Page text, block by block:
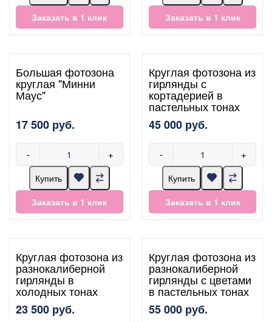
Заказать в 1 клик
Заказать в 1 клик
Большая фотозона
круглая "Минни
Маус"
17 500 руб.
- +
Купить
Заказать в 1 клик
Круглая фотозона из
гирлянды с
кортадерией в
пастельных тонах
45 000 руб.
- +
Купить
Заказать в 1 клик
Круглая фотозона из
разнокалиберной
гирлянды в
холодных тонах
23 500 руб.
Круглая фотозона из
разнокалиберной
гирлянды с цветами
в пастельных тонах
55 000 руб.